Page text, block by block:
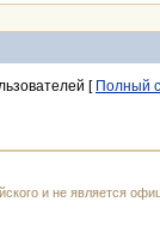
[ Полный
и не является